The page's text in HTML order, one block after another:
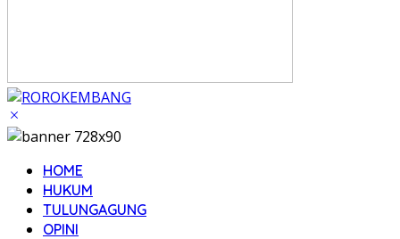
HOME
HUKUM
TULUNGAGUNG
OPINI